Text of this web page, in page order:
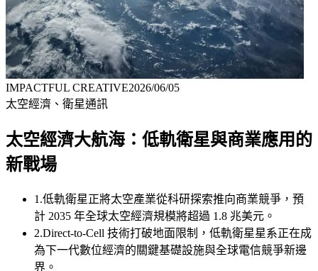
IMPACTFUL CREATIVE2026/06/05
太空經濟、衛星通訊
太空經濟大航海：低軌衛星與商業應用的
新戰場
1 .低軌衛星正將太空產業從科研探索推向商業競爭，預
計 2035 年全球太空經濟規模將超過 1.8 兆美元。
2.Direct-to-Cell 技術打破地面限制，低軌衛星星系正在成
為下一代數位經濟的關鍵基礎設施與全球電信競爭新邊
界。